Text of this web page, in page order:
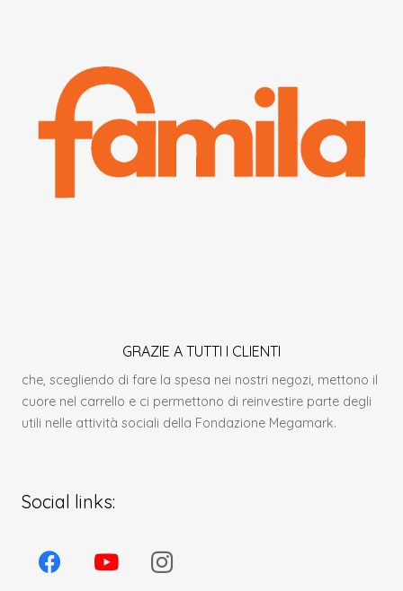
GRAZIE A TUTTI I CLIENTI
che, scegliendo di fare la spesa nei nostri negozi, mettono il
cuore nel carrello e ci permettono di reinvestire parte degli
utili nelle attività sociali della Fondazione Megamark.
Social links: